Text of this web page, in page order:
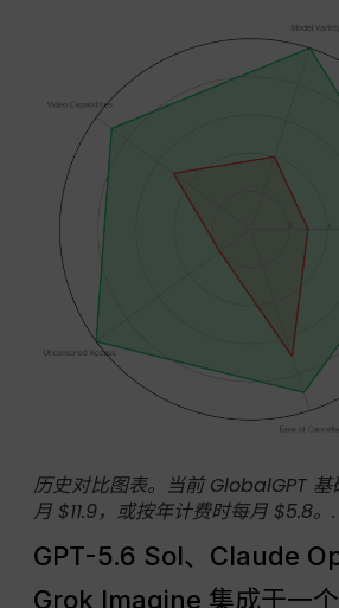
历史对比图表。当前 GlobalGPT
月 $11.9，或按年计费时每月 $5.8。.
GPT-5.6 Sol、Claude
Grok Imagine 集成于一